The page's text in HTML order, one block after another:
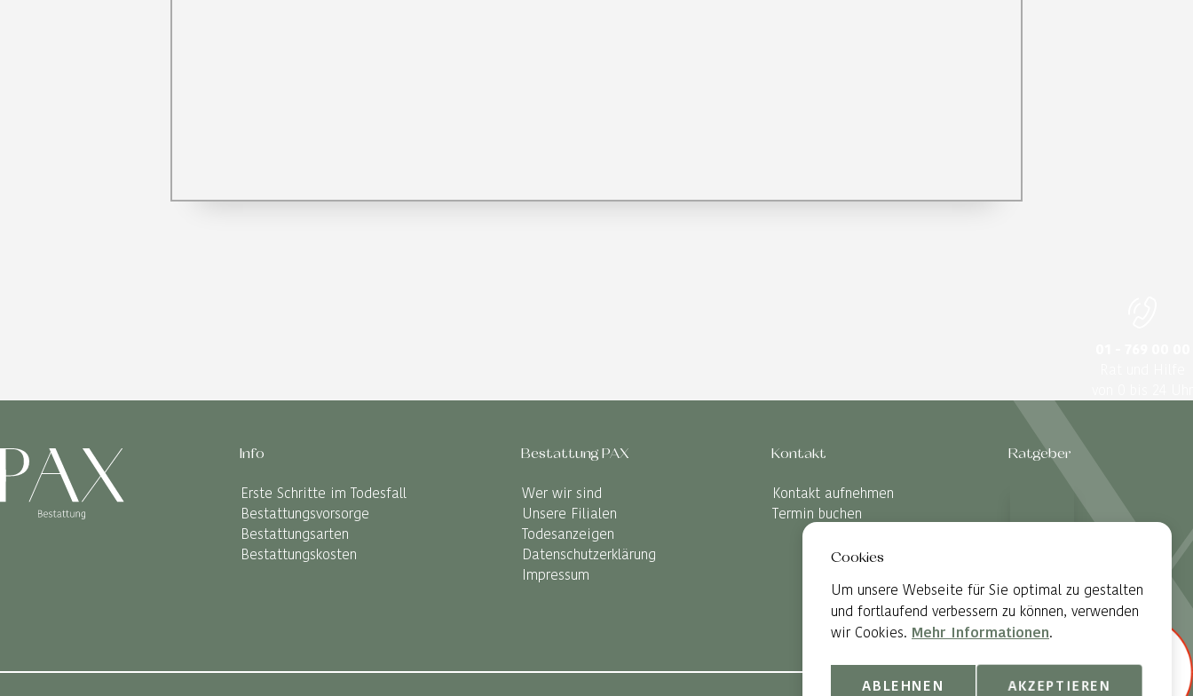
Info
Erste Schritte im Todesfall
Bestattungsvorsorge
Bestattungsarten
Bestattungskosten
Bestattung PAX
Wer wir sind
Unsere Filialen
Todesanzeigen
Datenschutzerklärung
Impressum
Kontakt
Kontakt aufnehmen
Termin buchen
Ratgeber
Cookies
Um unsere Webseite für Sie optimal zu gestalten
und fortlaufend verbessern zu können, verwenden
wir Cookies. Mehr Informationen.
AKZEPTIEREN
ABLEHNEN